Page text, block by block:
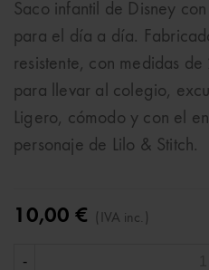
Saco infantil de Disney
para el día a día.
resistente, con medidas
para llevar al colegio,
Ligero, cómodo y con el
personaje de Lilo & Stitch.
10,00 € (IVA inc.)
-